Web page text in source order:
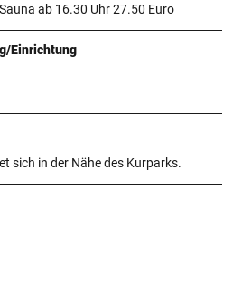
ab 16.30 Uhr 27.50 Euro
Einrichtung
sich in der Nähe des Kurparks.